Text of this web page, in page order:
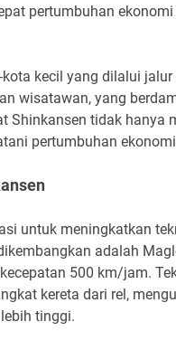
pertumbuhan
kecil yang dilalui
wisatawan, yang
Shinkansen tidak hanya
pertumbuhan
untuk meningkatkan
adalah
500 km/jam.
kereta dari rel,
tinggi.